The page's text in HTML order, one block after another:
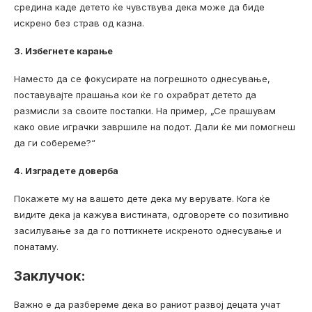
средина каде детето ќе чувствува дека може да биде
искрено без страв од казна.
3. Избегнете карање
Наместо да се фокусирате на погрешното однесување,
поставувајте прашања кои ќе го охрабрат детето да
размисли за своите постапки. На пример, „Се прашувам
како овие играчки завршиле на подот. Дали ќе ми помогнеш
да ги собереме?“
4. Изградете доверба
Покажете му на вашето дете дека му верувате. Кога ќе
видите дека ја кажува вистината, одговорете со позитивно
засилување за да го поттикнете искреното однесување и
понатаму.
Заклучок:
Важно е да разбереме дека во раниот развој децата учат